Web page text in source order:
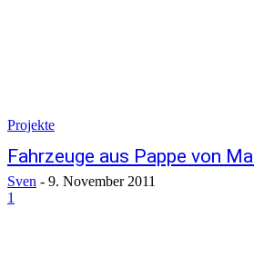
Projekte
Fahrzeuge aus Pappe von
Sven - 9. November 2011
1